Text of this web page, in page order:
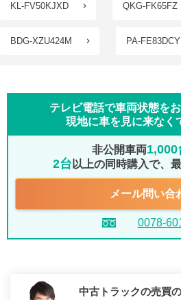
KL-FV50KJXD QKG-FK65FZ
BDG-XZU424M PA-FE83DCY
テレビ電話で車両状態を
現地に車を見に来なく
非公開車両1,000
2台 以上の同時購入で、
メール問い合
0078-
中古トラックの売買